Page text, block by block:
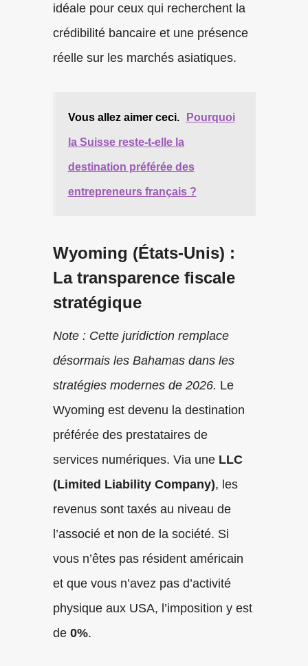
idéale pour ceux qui recherchent la
crédibilité bancaire et une présence
réelle sur les marchés asiatiques.
Vous allez aimer ceci. Pourquoi
la Suisse reste-t-elle la
destination préférée des
entrepreneurs français ?
Wyoming (États-Unis) :
La transparence fiscale
stratégique
Note : Cette juridiction remplace
désormais les Bahamas dans les
stratégies modernes de 2026. Le
Wyoming est devenu la destination
préférée des prestataires de
services numériques. Via une LLC
(Limited Liability Company), les
revenus sont taxés au niveau de
l’associé et non de la société. Si
vous n’êtes pas résident américain
et que vous n’avez pas d’activité
physique aux USA, l’imposition y est
de 0%.